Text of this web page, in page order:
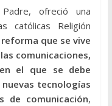
ofreció una
católicas Religión
que se vive
comunicaciones,
el que se debe
tecnologías
de comunicación,